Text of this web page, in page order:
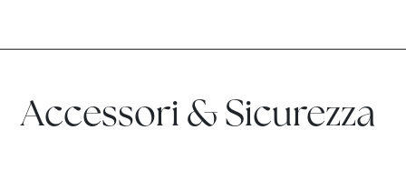
Accessori & Sicurezza